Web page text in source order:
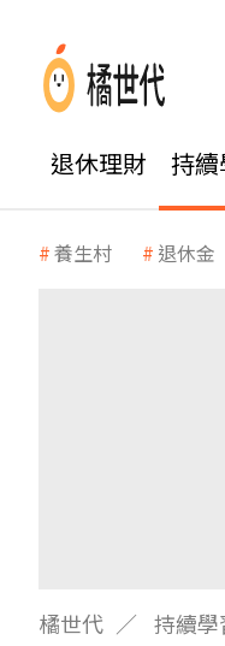
退休理財 持續
養生村 退休金
橘世代 持續學